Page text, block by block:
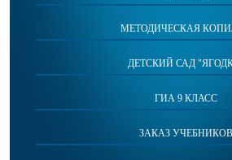
МЕТОДИЧЕСКАЯ
ДЕТСКИЙ САД
ГИА 9 КЛАСС
ЗАКАЗ УЧЕБНИКОВ